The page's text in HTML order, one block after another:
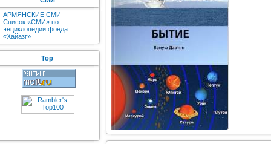
АРМЯНСКИЕ СМИ
Список «СМИ» по
энциклопедии фонда
«Хайазг»
Top